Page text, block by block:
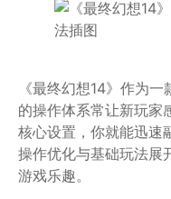
《最终幻想14》作为
的操作体系常让新玩家
核心设置，你就能迅速
操作优化与基础玩法展
游戏乐趣。